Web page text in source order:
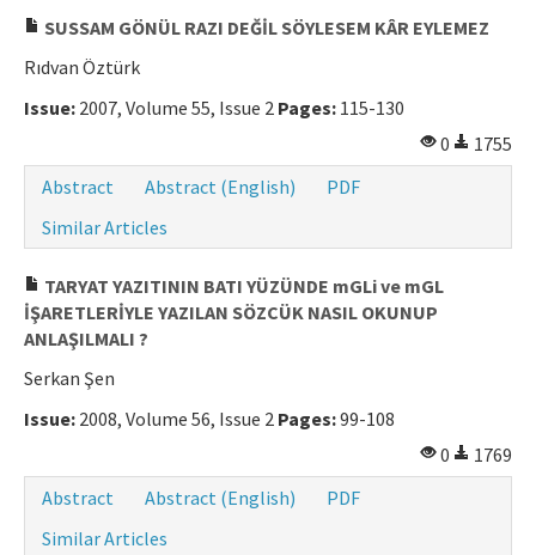
SUSSAM GÖNÜL RAZI DEĞİL SÖYLESEM KÂR EYLEMEZ
Rıdvan Öztürk
Issue: 2007, Volume 55, Issue 2 Pages: 115-130
0
1755
Abstract
Abstract (English)
PDF
Similar Articles
TARYAT YAZITININ BATI YÜZÜNDE mGLi ve mGL
İŞARETLERİYLE YAZILAN SÖZCÜK NASIL OKUNUP
ANLAŞILMALI ?
Serkan Şen
Issue: 2008, Volume 56, Issue 2 Pages:99-108
0
1769
Abstract
Abstract (English)
PDF
Similar Articles